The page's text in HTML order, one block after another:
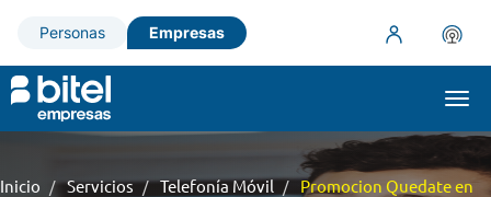
Personas Empresas
Inicio Servicios Telefonía Móvil
Promocion Quedate en